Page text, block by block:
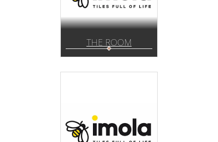
THE ROOM